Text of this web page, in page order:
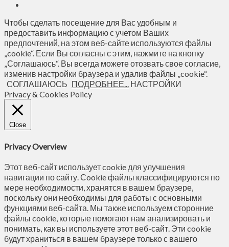
Чтобы сделать посещение для Вас удобным и
предоставить информацию с учетом Ваших
предпочтений, на этом веб-сайте используются файлы
„cookie“. Если Вы согласны с этим, нажмите на кнопку
„Соглашаюсь“. Вы всегда можете отозвать свое согласие,
изменив настройки браузера и удалив файлы „cookie“.
СОГЛАШАЮСЬ ПОДРОБНЕЕ... НАСТРОЙКИ
Privacy & Cookies Policy
Close
Privacy Overview
Этот веб-сайт использует cookie для улучшения
навигации по сайту. Сookie файлы классифицируются по
мере необходимости, хранятся в вашем браузере,
поскольку они необходимы для работы с основными
функциями веб-сайта. Мы также используем сторонние
файлы cookie, которые помогают нам анализировать и
понимать, как вы используете этот веб-сайт. Эти cookie
будут храниться в вашем браузере только с вашего